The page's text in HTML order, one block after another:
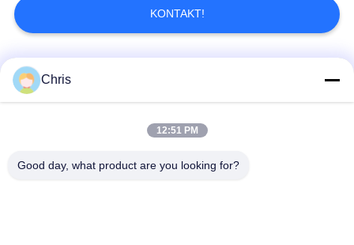
KONTAKT!
Beliebte Kategorien Alle
Industriewalzen
Chris
12:51 PM
Good day, what product are you looking for?